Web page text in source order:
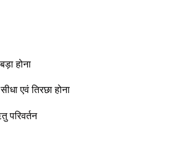
होना
एवं तिरछा होना
परिवर्तन